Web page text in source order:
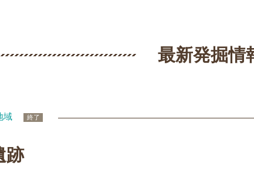
最新発掘情
域 終了
跡